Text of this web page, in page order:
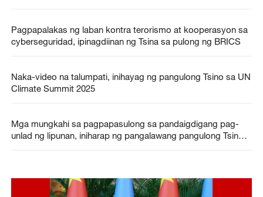
Pagpapalakas ng laban kontra terorismo at kooperasyon sa
cyberseguridad, ipinagdiinan ng Tsina sa pulong ng BRICS
Naka-video na talumpati, inihayag ng pangulong Tsino sa UN
Climate Summit 2025
Mga mungkahi sa pagpapasulong sa pandaigdigang pag-
unlad ng lipunan, iniharap ng pangalawang pangulong Tsino